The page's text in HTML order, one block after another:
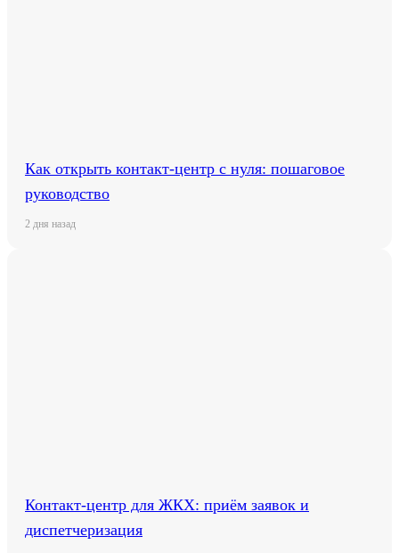
Как открыть контакт-центр с нуля: пошаговое
руководство
2 дня назад
Контакт-центр для ЖКХ: приём заявок и
диспетчеризация